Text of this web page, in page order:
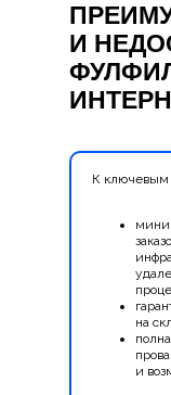
И
К ключевым
на
и